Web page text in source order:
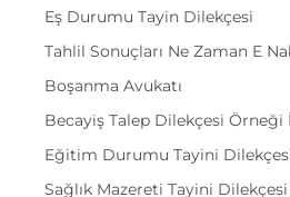
Eş Durumu Tayin Dilekçesi
Tahlil Sonuçları Ne Zaman E
Boşanma Avukatı
Becayiş Talep Dilekçesi Örneği
Eğitim Durumu Tayini
Sağlık Mazereti Tayini